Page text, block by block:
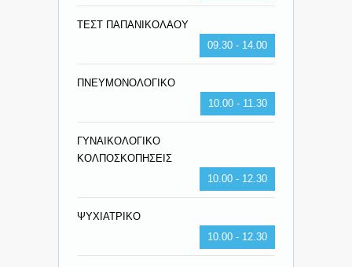
ΤΕΣΤ ΠΑΠΑΝΙΚΟΛΑΟΥ
09.30 - 14.00
ΠΝΕΥΜΟΝΟΛΟΓΙΚΟ
10.00 - 11.30
ΓΥΝΑΙΚΟΛΟΓΙΚΟ
ΚΟΛΠΟΣΚΟΠΗΣΕΙΣ
10.00 - 12.30
ΨΥΧΙΑΤΡΙΚΟ
10.00 - 12.30